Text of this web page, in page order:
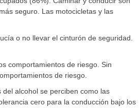
seguro. Las motocicletas y las
o no llevar el cinturón de seguridad.
comportamientos de riesgo. Sin
de riesgo.
alcohol se perciben como las
cero para la conducción bajo los